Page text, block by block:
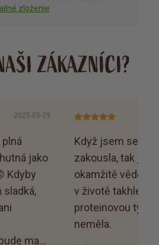
zloženie
ZÁKAZNÍCI?
2025-05-29
jako
Kdyby
sladká,
mana
Když jsem se do
zakousla, tak
okamžitě věděla,
v životě takhle
proteinovou
neměla.